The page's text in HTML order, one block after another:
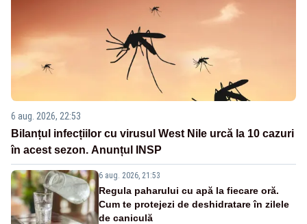
6 aug. 2026, 22:53
Bilanțul infecțiilor cu virusul West Nile urcă la 10 cazuri
în acest sezon. Anunțul INSP
6 aug. 2026, 21:53
Regula paharului cu apă la fiecare oră.
Cum te protejezi de deshidratare în zilele
de caniculă